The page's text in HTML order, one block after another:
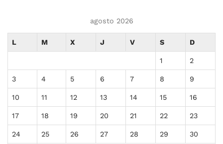
agosto 2026
L M X J V S D
1 2
3 4 5 6 7 8 9
10 11 12 13 14 15 16
17 18 19 20 21 22 23
24 25 26 27 28 29 30